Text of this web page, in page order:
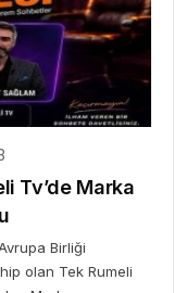
Tv’de Marka
Birliği
olan Tek Rumeli